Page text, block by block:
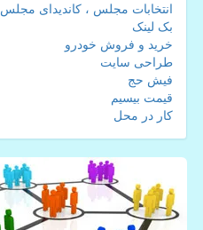
انتخابات مجلس ، کاندیدای مجلس
بک لینک
خرید و فروش خودرو
طراحی سایت
فیش حج
قیمت بیسیم
کار در محل